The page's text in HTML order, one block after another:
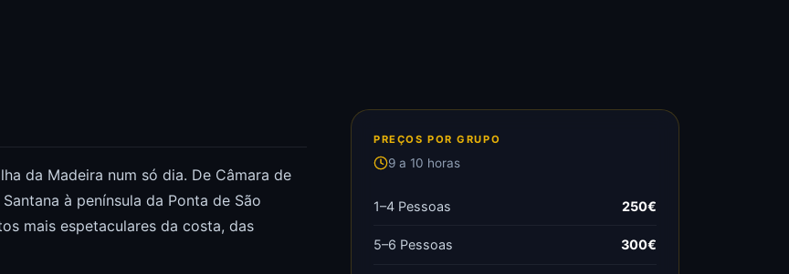
da Madeira num só dia. De Câmara de
à península da Ponta de São
mais espetaculares da costa, das
PREÇOS POR GRUPO
9 a 10 horas
1–4 Pessoas 250€
5–6 Pessoas 300€